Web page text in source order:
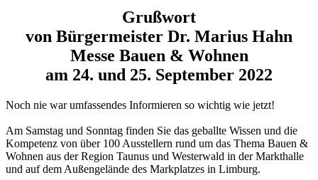
Grußwort
von Bürgermeister Dr. Marius Hahn
Messe Bauen & Wohnen
am 24. und 25. September 2022
Noch nie war umfassendes Informieren so wichtig wie jetzt!
Am Samstag und Sonntag finden Sie das geballte Wissen und die
Kompetenz von über 100 Ausstellern rund um das Thema Bauen &
Wohnen aus der Region Taunus und Westerwald in der Markthalle
und auf dem Außengelände des Markplatzes in Limburg.